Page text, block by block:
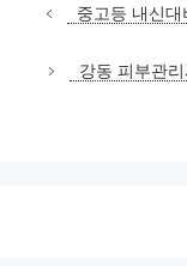
중고등 내신
강동 피부관